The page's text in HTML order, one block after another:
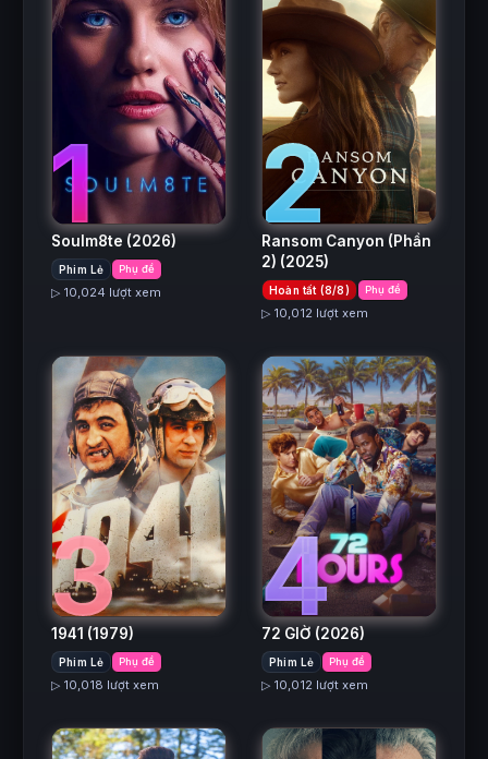
1
Soulm8te (2026)
Phim Lẻ Phụ đề
▷ 10,024 lượt xem
2
Ransom Canyon (Phần
2) (2025)
Hoàn tất (8/8) Phụ đề
▷ 10,012 lượt xem
3
1941 (1979)
Phim Lẻ Phụ đề
▷ 10,018 lượt xem
4
72 GIỜ (2026)
Phim Lẻ Phụ đề
▷ 10,012 lượt xem